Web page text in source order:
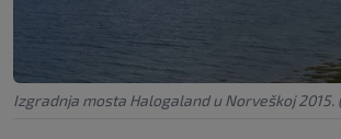
Izgradnja mosta Halogaland u Norveškoj 2015.